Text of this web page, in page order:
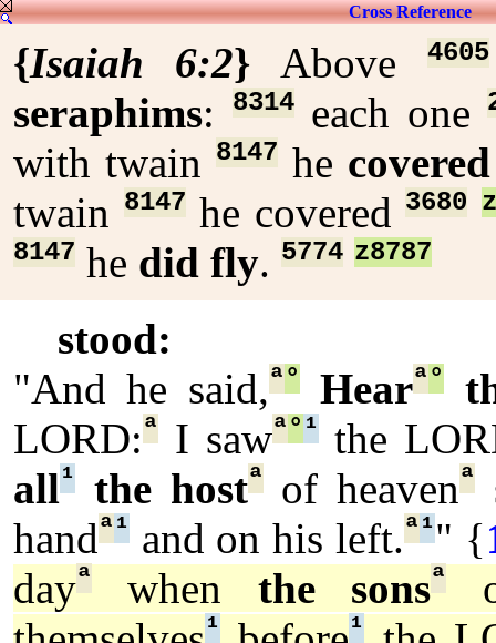
Cross Reference
{Isaiah 6:2} Above4605
seraphims: 8314each one
with twain 8147 he
twain 8147 he covered 3680
8147 he did fly. 5774 z8787
stood:
"And he said,ª° Hearª°
LORD:ª I sawª° ¹the
all¹ the hostªof heavenª
handª¹ and on his left.ª¹" {
dayª when the sonsª
¹ ¹